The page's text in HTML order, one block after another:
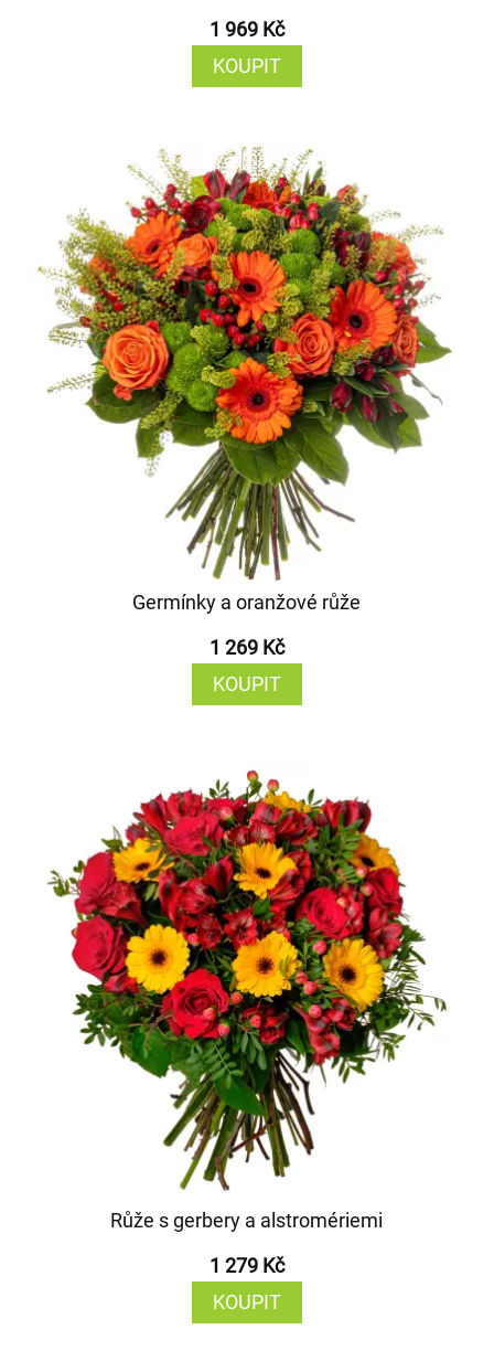
1 969 Kč
KOUPIT
Germínky a oranžové růže
1 269 Kč
KOUPIT
Růže s gerbery a alstromériemi
1 279 Kč
KOUPIT